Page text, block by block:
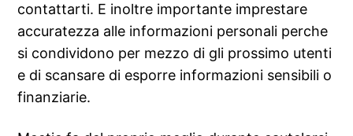
contattarti. E inoltre importante imprestare
accuratezza alle informazioni personali perche
si condividono per mezzo di gli prossimo utenti
e di scansare di esporre informazioni sensibili o
finanziarie.